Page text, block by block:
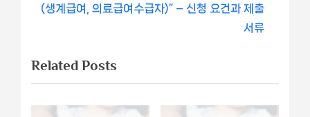
비
이
v
u
s
P
e
P
o
s
(생계급여, 의료급여수급자)” – 신청 요건과 제출
서류
Related Posts